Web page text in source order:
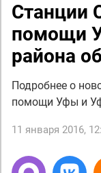
Станции
помощи
района
Подробнее о
помощи Уфы и
11 января 2016,